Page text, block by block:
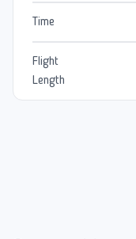
Time
Flight
Length